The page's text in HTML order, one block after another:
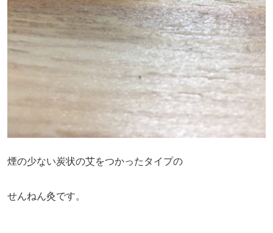
煙の少ない炭状の艾をつかったタイプの
せんねん灸です。